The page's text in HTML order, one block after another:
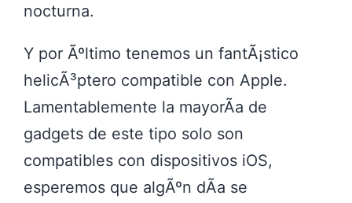
nocturna.
Y por Ãºltimo tenemos un fantÃ¡stico
helicÃ³ptero compatible con Apple.
Lamentablemente la mayorÃ­a de
gadgets de este tipo solo son
compatibles con dispositivos iOS,
esperemos que algÃºn dÃ­a se